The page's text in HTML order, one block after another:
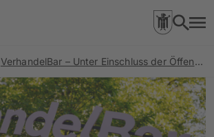
VerhandelBar – Unter Einschluss der Öffentlichkeit